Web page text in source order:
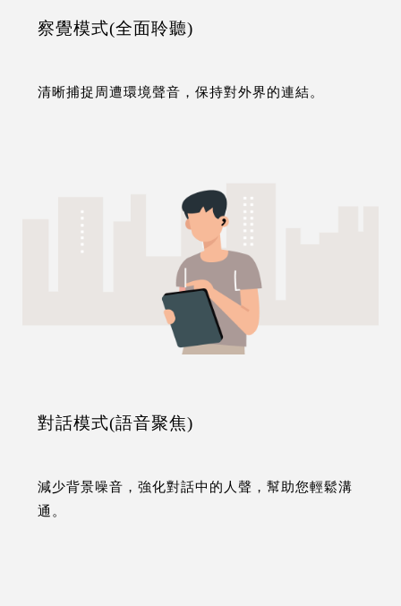
察覺模式(全面聆聽)
清晰捕捉周遭環境聲音，保持對外界的連結。
對話模式(語音聚焦)
減少背景噪音，強化對話中的人聲，幫助您輕鬆溝
通。